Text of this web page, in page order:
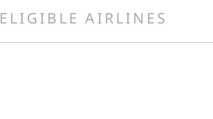
ELIGIBLE AIRLINES